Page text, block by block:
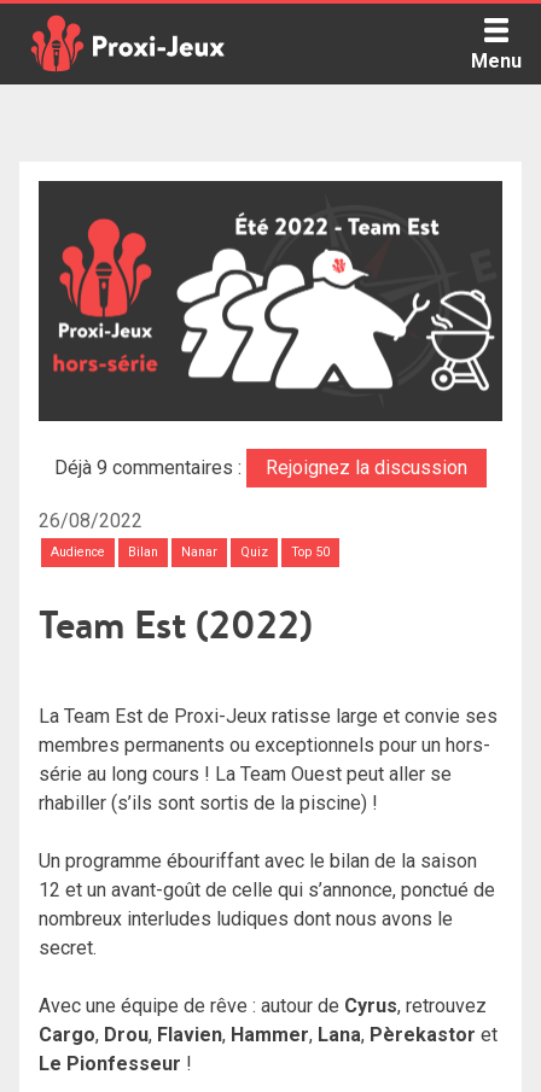
content
Menu
Déjà 9 commentaires : Rejoignez la discussion
26/08/2022
Audience Bilan Nanar Quiz Top 50
Team Est (2022)
La Team Est de Proxi-Jeux ratisse large et convie ses
membres permanents ou exceptionnels pour un hors-
série au long cours ! La Team Ouest peut aller se
rhabiller (s’ils sont sortis de la piscine) !
Un programme ébouriffant avec le bilan de la saison
12 et un avant-goût de celle qui s’annonce, ponctué de
nombreux interludes ludiques dont nous avons le
secret.
Avec une équipe de rêve : autour de Cyrus, retrouvez
Cargo, Drou, Flavien, Hammer, Lana, Pèrekastor et
Le Pionfesseur !